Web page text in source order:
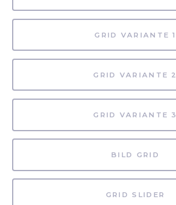
GRID VARIANTE 1
GRID VARIANTE 2
GRID VARIANTE 3
BILD GRID
GRID SLIDER